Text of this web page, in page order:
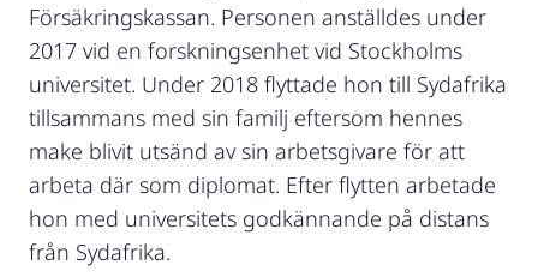
Försäkringskassan. Personen anställdes under
2017 vid en forskningsenhet vid Stockholms
universitet. Under 2018 flyttade hon till Sydafrika
tillsammans med sin familj eftersom hennes
make blivit utsänd av sin arbetsgivare för att
arbeta där som diplomat. Efter flytten arbetade
hon med universitets godkännande på distans
från Sydafrika.